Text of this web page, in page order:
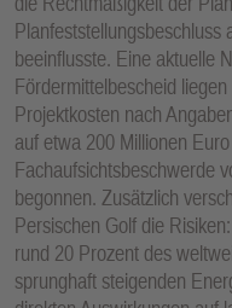
Planfeststellungsbeschluss
beeinflusste. Eine aktuelle
Fördermittelbescheid
Projektkosten nach
auf etwa 200 Millionen
Fachaufsichtsbeschwerde
begonnen. Zusätzlich
Persischen Golf die
rund 20 Prozent des
sprunghaft steigenden
N